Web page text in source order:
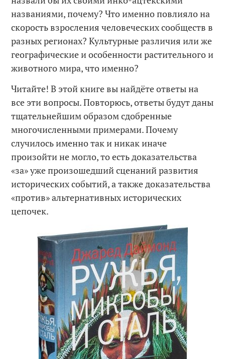
названиями, почему? Что именно повлияло на
скорость взросления человеческих сообществ в
разных регионах? Культурные различия или же
географические и особенности растительного и
животного мира, что именно?
Читайте! В этой книге вы найдёте ответы на
все эти вопросы. Повторюсь, ответы будут даны
тщательнейшим образом сдобренные
многочисленными примерами. Почему
случилось именно так и никак иначе
произойти не могло, то есть доказательства
«за» уже произошедший сценаний развития
исторических событий, а также доказательства
«против» альтернативных исторических
цепочек.